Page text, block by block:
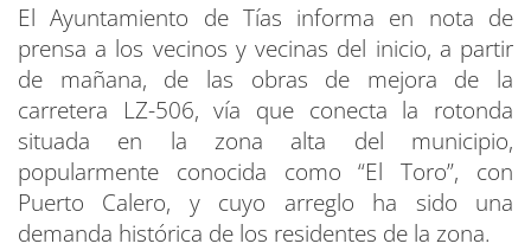
El Ayuntamiento de Tías informa en nota de
prensa a los vecinos y vecinas del inicio, a partir
de mañana, de las obras de mejora de la
carretera LZ-506, vía que conecta la rotonda
situada en la zona alta del municipio,
popularmente conocida como “El Toro”, con
Puerto Calero, y cuyo arreglo ha sido una
demanda histórica de los residentes de la zona.